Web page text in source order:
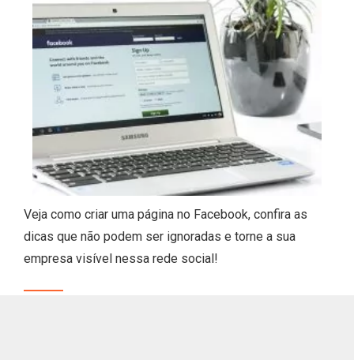
Veja como criar uma página no Facebook, confira as
dicas que não podem ser ignoradas e torne a sua
empresa visível nessa rede social!